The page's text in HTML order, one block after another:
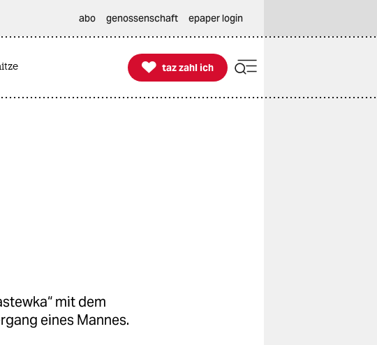
abo genossenschaft epaper login

taz zahl ich
taz zahl ich
mit dem
eines Mannes.